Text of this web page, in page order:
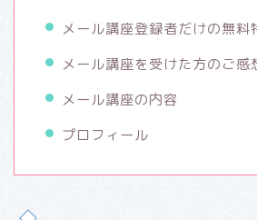
メール講座登録者だけの無料
メール講座を受けた方のご感
メール講座の内容
プロフィール